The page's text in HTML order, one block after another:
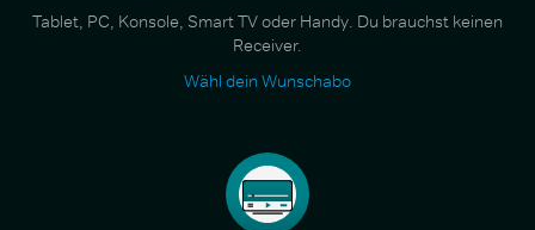
Tablet, PC, Konsole, Smart TV oder Handy. Du brauchst keinen
Receiver.
Wähl dein Wunschabo